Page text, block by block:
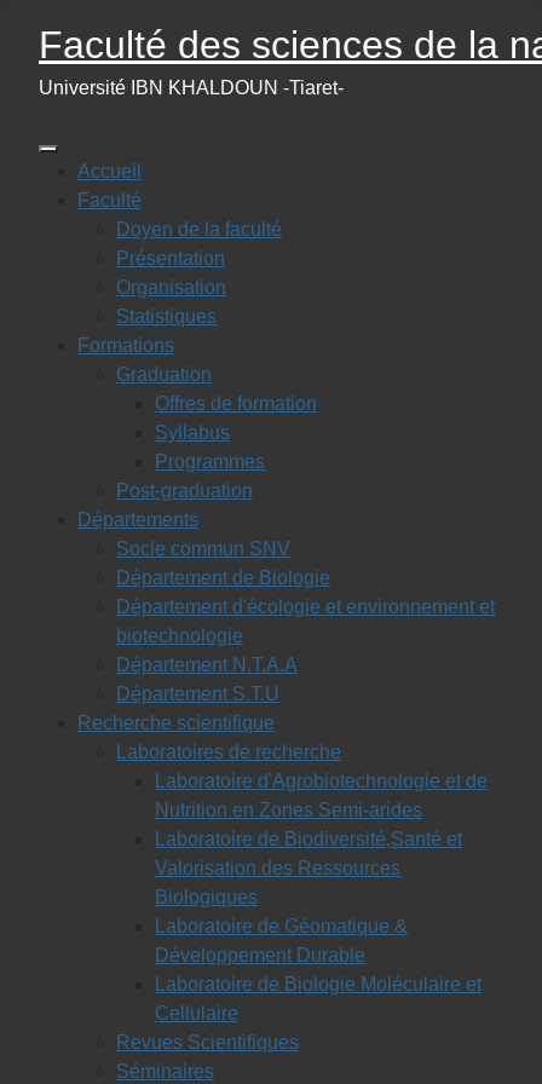
Faculté des sciences de la
Université IBN KHALDOUN -Tiaret-
Accueil
Faculté
Doyen de la faculté
Présentation
Organisation
Statistiques
Formations
Graduation
Offres de formation
Syllabus
Programmes
Post-graduation
Départements
Socle commun SNV
Département de Biologie
Département d'écologie et environnement et
biotechnologie
Département N.T.A.A
Département S.T.U
Recherche scientifique
Laboratoires de recherche
Laboratoire d'Agrobiotechnologie et de
Nutrition en Zones Semi-arides
Laboratoire de Biodiversité,Santé et
Valorisation des Ressources
Biologiques
Laboratoire de Géomatique &
Développement Durable
Laboratoire de Biologie Moléculaire et
Cellulaire
Revues Scientifiques
Séminaires